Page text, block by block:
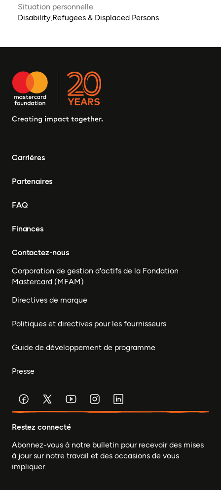
Situation personnelle
Disability,Refugees & Displaced Persons
Carrières
Partenaires
FAQ
Finances
Contactez-nous
Corporation de gestion d'actifs de la Fondation
Mastercard (MFAM)
Directives de marque
Politiques et directives pour les fournisseurs
Guide de développement de programme
Presse
Restez connecté
Abonnez-vous à notre bulletin pour recevoir des mises
à jour sur notre travail et des occasions de vous
impliquer.